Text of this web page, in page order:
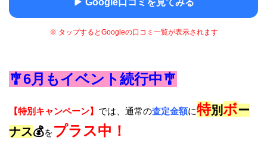
※ タップするとGoogleの口コミ一覧が表示されます
🎐6月 もイベント続行中🎐
【特別キャンペーン】 では、通常の査定金額に特別ボー
ナス💰をプラス中！